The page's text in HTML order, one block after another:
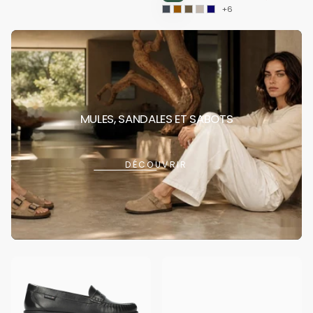
+6
MULES, SANDALES ET SABOTS
DÉCOUVRIR